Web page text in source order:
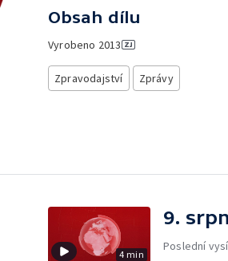
Obsah dílu
Vyrobeno 2013
Zpravodajství Zprávy
4 min
9.
Poslední